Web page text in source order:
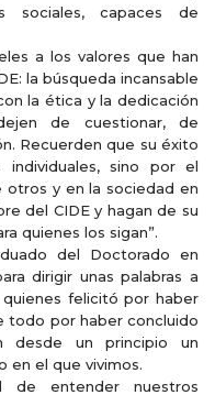
sociales, capaces de
a los valores que han
la búsqueda incansable
la ética y la dedicación
de cuestionar, de
Recuerden que su éxito
sino por el
otros y en la sociedad en
del CIDE y hagan de su
quienes los sigan”.
del Doctorado en
dirigir unas palabras a
felicitó por haber
todo por haber concluido
desde un principio un
en el que vivimos.
de entender nuestros